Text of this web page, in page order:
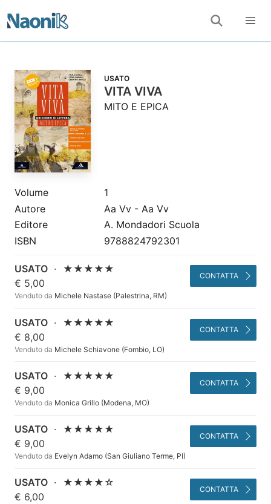
USATO
VITA VIVA
MITO E EPICA
Volume
1
Autore
Aa Vv - Aa Vv
Editore
A. Mondadori Scuola
ISBN
9788824792301
USATO ·
★★★★★
€ 5,00
Venduto da Michele Nastase (Palestrina, RM)
CONTATTA
USATO ·
★★★★★
€ 8,00
Venduto da Michele Schiavone (Fombio, LO)
CONTATTA
USATO ·
★★★★★
€ 9,00
Venduto da Monica Grillo (Modena, MO)
CONTATTA
USATO ·
★★★★★
€ 9,00
Venduto da Evelyn Adamo (San Giuliano Terme, PI)
CONTATTA
USATO ·
★★★★☆
€ 6,00
CONTATTA